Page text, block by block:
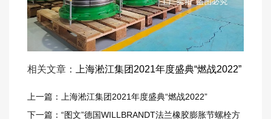
相关文章： 上海淞江集团2021年度盛典“燃战2022”
上一篇：上海淞江集团2021年度盛典“燃战2022”
下一篇：“图文”德国WILLBRANDT法兰橡胶膨胀节螺栓方